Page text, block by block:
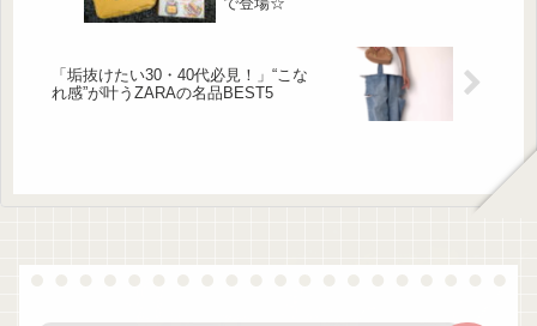
す。2026年1月号のテーマは
「垢抜けたい30・40代必見！」“こな
れ感”が叶うZARAの名品BEST5